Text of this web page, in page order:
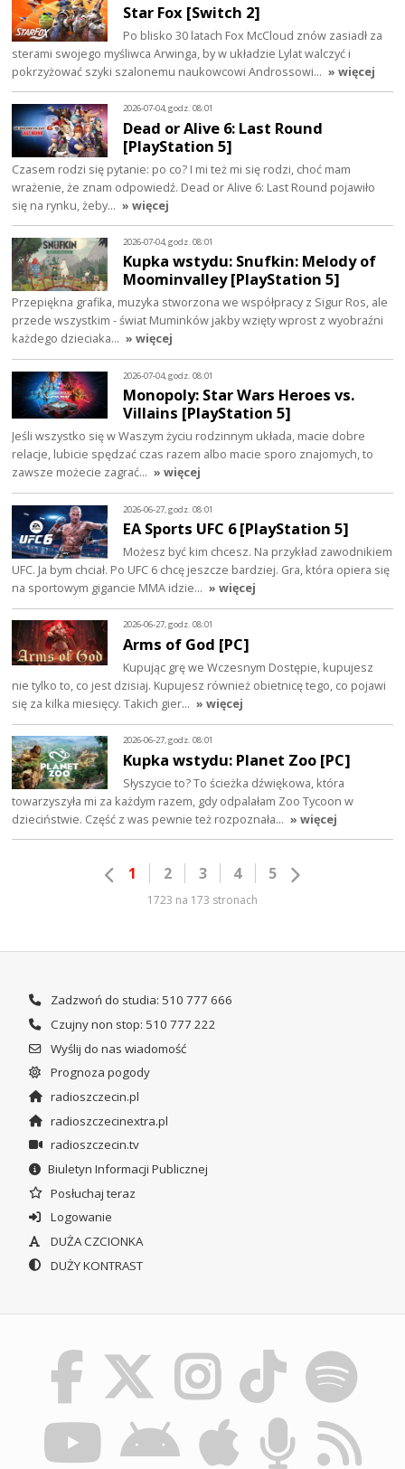
Star Fox [Switch 2]
Po blisko 30 latach Fox McCloud znów zasiadł za
sterami swojego myśliwca Arwinga, by w układzie Lylat walczyć i
pokrzyżować szyki szalonemu naukowcowi Androssowi… » więcej
2026-07-04, godz. 08:01
Dead or Alive 6: Last Round
[PlayStation 5]
Czasem rodzi się pytanie: po co? I mi też mi się rodzi, choć mam
wrażenie, że znam odpowiedź. Dead or Alive 6: Last Round pojawiło
się na rynku, żeby… » więcej
2026-07-04, godz. 08:01
Kupka wstydu: Snufkin: Melody of
Moominvalley [PlayStation 5]
Przepiękna grafika, muzyka stworzona we współpracy z Sigur Ros, ale
przede wszystkim - świat Muminków jakby wzięty wprost z wyobraźni
każdego dzieciaka… » więcej
2026-07-04, godz. 08:01
Monopoly: Star Wars Heroes vs.
Villains [PlayStation 5]
Jeśli wszystko się w Waszym życiu rodzinnym układa, macie dobre
relacje, lubicie spędzać czas razem albo macie sporo znajomych, to
zawsze możecie zagrać… » więcej
2026-06-27, godz. 08:01
EA Sports UFC 6 [PlayStation 5]
Możesz być kim chcesz. Na przykład zawodnikiem
UFC. Ja bym chciał. Po UFC 6 chcę jeszcze bardziej. Gra, która opiera się
na sportowym gigancie MMA idzie… » więcej
2026-06-27, godz. 08:01
Arms of God [PC]
Kupując grę we Wczesnym Dostępie, kupujesz
nie tylko to, co jest dzisiaj. Kupujesz również obietnicę tego, co pojawi
się za kilka miesięcy. Takich gier… » więcej
2026-06-27, godz. 08:01
Kupka wstydu: Planet Zoo [PC]
Słyszycie to? To ścieżka dźwiękowa, która
towarzyszyła mi za każdym razem, gdy odpalałam Zoo Tycoon w
dzieciństwie. Część z was pewnie też rozpoznała… » więcej
1 2 3 4 5
1723 na 173 stronach
Zadzwoń do studia: 510 777 666
Czujny non stop: 510 777 222
Wyślij do nas wiadomość
Prognoza pogody
radioszczecin.pl
radioszczecinextra.pl
radioszczecin.tv
Biuletyn Informacji Publicznej
Posłuchaj teraz
Logowanie
DUŻA CZCIONKA
DUŻY KONTRAST